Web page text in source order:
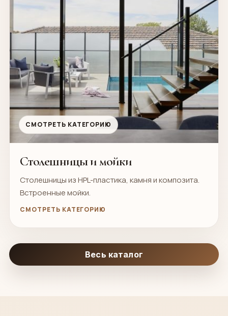
СМОТРЕТЬ КАТЕГОРИЮ
Столешницы и мойки
Столешницы из HPL-пластика, камня и композита.
Встроенные мойки.
СМОТРЕТЬ КАТЕГОРИЮ
Весь каталог